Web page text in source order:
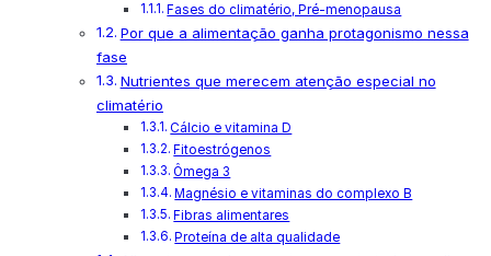
Fases do climatério, Pré-menopausa
Por que a alimentação ganha protagonismo nessa
fase
Nutrientes que merecem atenção especial no
climatério
Cálcio e vitamina D
Fitoestrógenos
Ômega 3
Magnésio e vitaminas do complexo B
Fibras alimentares
Proteína de alta qualidade